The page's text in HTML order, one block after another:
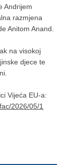
Andrijem
razmjena
Anitom Anand.
na visokoj
djece te
Vijeća EU-a:
2026/05/1